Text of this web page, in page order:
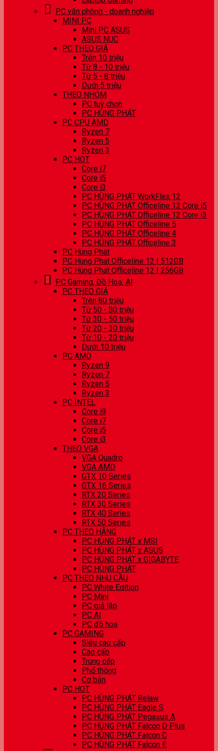
PC văn phòng - doanh nghiệp
MINI PC
Mini PC ASUS
ASUS NUC
PC THEO GIÁ
Trên 10 triệu
Từ 8 - 10 triệu
Từ 5 - 8 triệu
Dưới 5 triệu
THEO NHÓM
PC tuỳ chọn
PC HÙNG PHÁT
PC CPU AMD
Ryzen 7
Ryzen 5
Ryzen 3
PC HOT
Core i7
Core i5
Core i3
PC HÙNG PHÁT WorkFlex 12
PC HÙNG PHÁT Officeline 12 Core i5
PC HÙNG PHÁT Officeline 12 Core i3
PC HÙNG PHÁT Officeline 5
PC HÙNG PHÁT Officeline 4
PC HÙNG PHÁT Officeline 3
PC Hùng Phát
PC Hùng Phát Officeline 12 | 512GB
PC Hùng Phát Officeline 12 | 256GB
PC Gaming, Đồ Hoạ, AI
PC THEO GIÁ
Trên 80 triệu
Từ 50 - 80 triệu
Từ 30 - 50 triệu
Từ 20 - 30 triệu
Từ 10 - 20 triệu
Dưới 10 triệu
PC AMD
Ryzen 9
Ryzen 7
Ryzen 5
Ryzen 3
PC INTEL
Core i9
Core i7
Core i5
Core i3
THEO VGA
VGA Quadro
VGA AMD
GTX 10 Series
GTX 16 Series
RTX 20 Series
RTX 30 Series
RTX 40 Series
RTX 50 Series
PC THEO HÃNG
PC HÙNG PHÁT x MSI
PC HÙNG PHÁT x ASUS
PC HÙNG PHÁT x GIGABYTE
PC HÙNG PHÁT
PC THEO NHU CẦU
PC White Edition
PC Mini
PC giả lập
PC AI
PC đồ hoạ
PC GAMING
Siêu cao cấp
Cao cấp
Trung cấp
Phổ thông
Cơ bản
PC HOT
PC HÙNG PHÁT Relaw
PC HÙNG PHÁT Eagle S
PC HÙNG PHÁT Pegasus A
PC HÙNG PHÁT Falcon D Plus
PC HÙNG PHÁT Falcon C
PC HÙNG PHÁT Falcon E